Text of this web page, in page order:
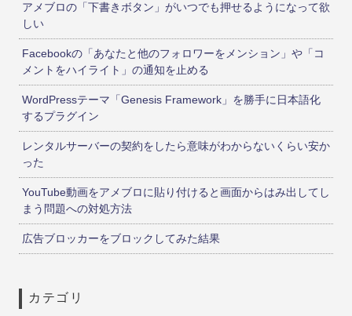
アメブロの「下書きボタン」がいつでも押せるようになって欲
しい
Facebookの「あなたと他のフォロワーをメンション」や「コ
メントをハイライト」の通知を止める
WordPressテーマ「Genesis Framework」を勝手に日本語化
するプラグイン
レンタルサーバーの契約をしたら意味がわからないくらい安か
った
YouTube動画をアメブロに貼り付けると画面からはみ出してし
まう問題への対処方法
広告ブロッカーをブロックしてみた結果
カテゴリ